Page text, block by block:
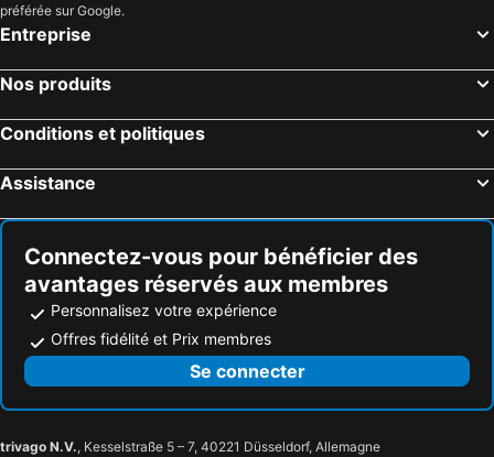
préférée sur Google.
Entreprise
Nos produits
Conditions et politiques
Assistance
Connectez-vous pour bénéficier des
avantages réservés aux membres
Personnalisez votre expérience
Offres fidélité et Prix membres
Se connecter
trivago N.V., Kesselstraße 5 – 7, 40221 Düsseldorf, Allemagne